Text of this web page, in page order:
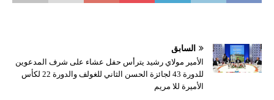
السابق
الأمير مولاي رشيد يترأس حفل عشاء على شرف المدعوين
للدورة 43 لجائزة الحسن الثاني للغولف والدورة 22 لكأس
الأميرة للا مريم